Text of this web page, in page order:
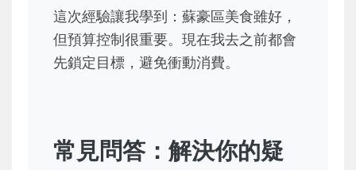
這次經驗讓我學到：蘇豪區美食雖好，
但預算控制很重要。現在我去之前都會
先鎖定目標，避免衝動消費。
常見問答：解決你的疑